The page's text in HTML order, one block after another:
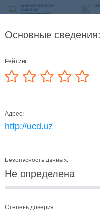
Основные сведения:
Рейтинг:
Адрес:
http://ucd.uz
Безопасность данных:
Не определена
Степень доверия: